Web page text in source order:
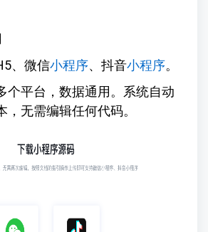
、微信小程序、抖音小程序。
个平台，数据通用。系统自动
，无需编辑任何代码。